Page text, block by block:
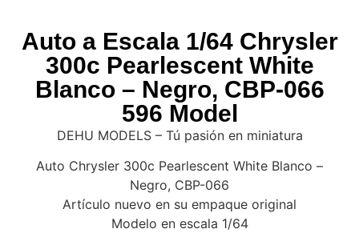
Auto a Escala 1/64 Chrysler
300c Pearlescent White
Blanco – Negro, CBP-066
596 Model
DEHU MODELS – Tú pasión en miniatura
Auto Chrysler 300c Pearlescent White Blanco –
Negro, CBP-066
Artículo nuevo en su empaque original
Modelo en escala 1/64